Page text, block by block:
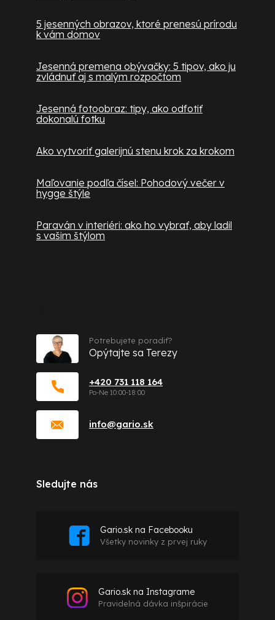
5 jesenných obrazov, ktoré prenesú prírodu
k vám domov
Jesenná premena obývačky: 5 tipov, ako ju
zvládnuť aj s malým rozpočtom
Jesenná fotoobraz: tipy, ako odfotiť
dokonalú fotku
Ako vytvoriť galerijnú stenu krok za krokom
Maľovanie podľa čísel: Pohodový večer v
hygge štýle
Paraván v interiéri: ako ho vybrať, aby ladil
s vašim štýlom
info@gario.sk
+420 731 118 164
Potrebujete poradiť?
Opýtajte sa Terezy
Sledujte nás
Gario.sk na Facebooku
Všetky novinky z prvej ruky
Gario.sk na Instagrame
Pravidelná dávka inšpirácie